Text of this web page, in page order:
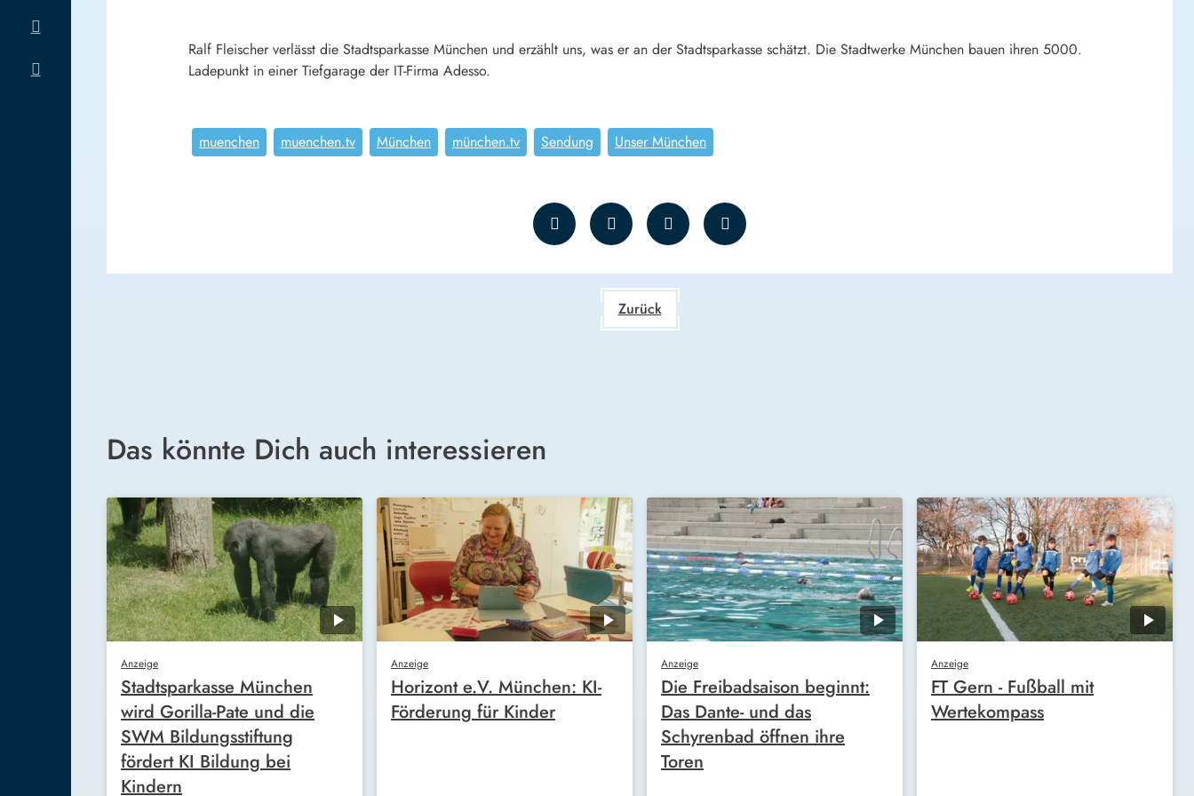
Ralf Fleischer verlässt die Stadtsparkasse München und erzählt uns, was er an der Stadtsparkasse schätzt. Die Stadtwerke München bauen ihren 5000.
Ladepunkt in einer Tiefgarage der IT-Firma Adesso.
muenchen muenchen.tv München münchen.tv Sendung Unser München
Zurück
Das könnte Dich auch interessieren
Anzeige
Stadtsparkasse München
wird Gorilla-Pate und die
SWM Bildungsstiftung
fördert KI Bildung bei
Kindern
Anzeige
Horizont e.V. München: KI-
Förderung für Kinder
Anzeige
Die Freibadsaison beginnt:
Das Dante- und das
Schyrenbad öffnen ihre
Toren
Anzeige
FT Gern - Fußball mit
Wertekompass